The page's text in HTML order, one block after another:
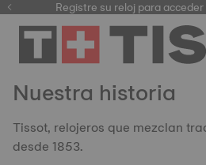
Registre su reloj para
Nuestra historia
Tissot, relojeros que mezclan
desde 1853.